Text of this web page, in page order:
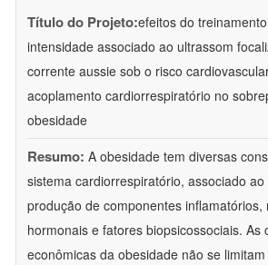
Título do Projeto:efeitos do
intensidade associado ao ultrassom
corrente aussie sob o risco
acoplamento cardiorrespiratório no
obesidade
Resumo: A obesidade tem diversas
sistema cardiorrespiratório, associado
produção de componentes inflamatórios,
hormonais e fatores biopsicossociais. As
econômicas da obesidade não se